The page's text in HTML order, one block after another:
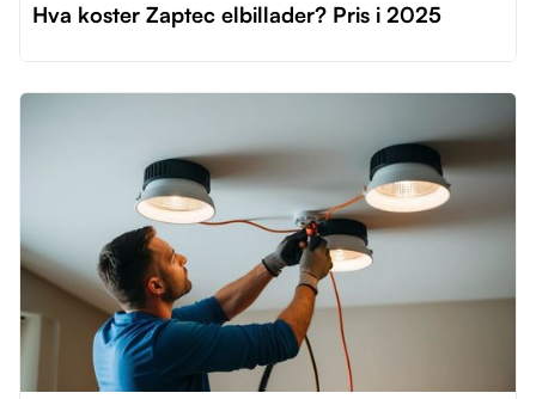
Hva koster Zaptec elbillader? Pris i 2025